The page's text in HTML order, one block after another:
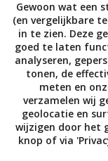
er dus €9 voor
dat neem je
Man, wat
Gewoon wat een
(en vergelijkbare
in te zien. Deze
goed te laten
analyseren,
tonen, de
meten en
verzamelen wij
geolocatie en
wijzigen door het
knop of via